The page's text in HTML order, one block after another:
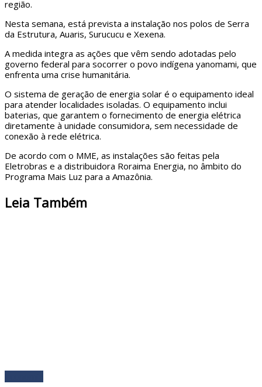
região.
Nesta semana, está prevista a instalação nos polos de Serra
da Estrutura, Auaris, Surucucu e Xexena.
A medida integra as ações que vêm sendo adotadas pelo
governo federal para socorrer o povo indígena yanomami, que
enfrenta uma crise humanitária.
O sistema de geração de energia solar é o equipamento ideal
para atender localidades isoladas. O equipamento inclui
baterias, que garantem o fornecimento de energia elétrica
diretamente à unidade consumidora, sem necessidade de
conexão à rede elétrica.
De acordo com o MME, as instalações são feitas pela
Eletrobras e a distribuidora Roraima Energia, no âmbito do
Programa Mais Luz para a Amazônia.
Leia Também